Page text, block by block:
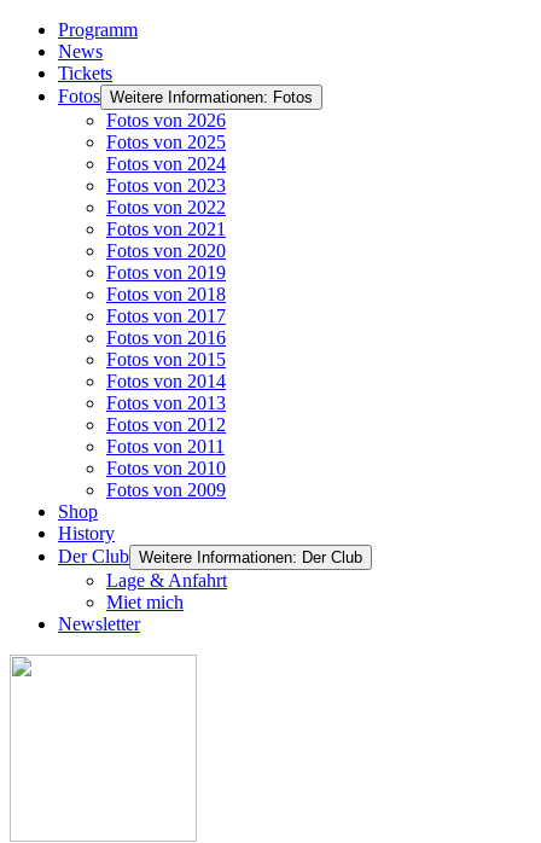
Programm
News
Tickets
Fotos Weitere Informationen: Fotos
Fotos von 2026
Fotos von 2025
Fotos von 2024
Fotos von 2023
Fotos von 2022
Fotos von 2021
Fotos von 2020
Fotos von 2019
Fotos von 2018
Fotos von 2017
Fotos von 2016
Fotos von 2015
Fotos von 2014
Fotos von 2013
Fotos von 2012
Fotos von 2011
Fotos von 2010
Fotos von 2009
Shop
History
Der Club Weitere Informationen: Der Club
Lage & Anfahrt
Miet mich
Newsletter